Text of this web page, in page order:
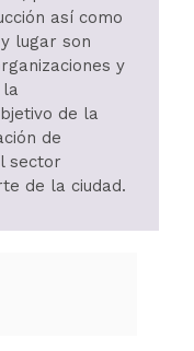
así como
lugar son
y
de la
de
sector
de la ciudad.